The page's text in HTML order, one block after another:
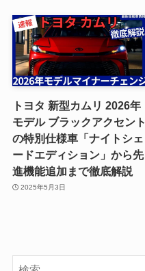
トヨタ 新型カムリ 2026年
モデル ブラックアクセント
の特別仕様車「ナイトシェ
ードエディション」から先
進機能追加まで徹底解説
2025年5月3日